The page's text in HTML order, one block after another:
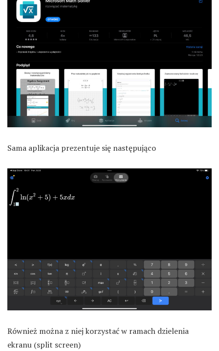
Sama aplikacja prezentuje się następująco
Również można z niej korzystać w ramach dzielenia
ekranu (split screen)